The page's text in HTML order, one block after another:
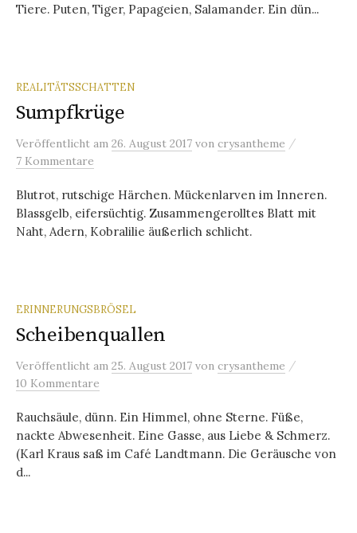
Tiere. Puten, Tiger, Papageien, Salamander. Ein dün...
REALITÄTSSCHATTEN
Sumpfkrüge
Veröffentlicht am 26. August 2017 von crysantheme /
7 Kommentare
Blutrot, rutschige Härchen. Mückenlarven im Inneren.
Blassgelb, eifersüchtig. Zusammengerolltes Blatt mit
Naht, Adern, Kobralilie äußerlich schlicht.
ERINNERUNGSBRÖSEL
Scheibenquallen
Veröffentlicht am 25. August 2017 von crysantheme /
10 Kommentare
Rauchsäule, dünn. Ein Himmel, ohne Sterne. Füße,
nackte Abwesenheit. Eine Gasse, aus Liebe & Schmerz.
(Karl Kraus saß im Café Landtmann. Die Geräusche von
d...